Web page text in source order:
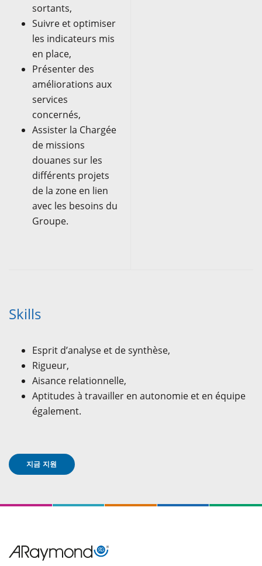
sortants,
Suivre et optimiser
les indicateurs mis
en place,
Présenter des
améliorations aux
services
concernés,
Assister la Chargée
de missions
douanes sur les
différents projets
de la zone en lien
avec les besoins du
Groupe.
Skills
Esprit d’analyse et de synthèse,
Rigueur,
Aisance relationnelle,
Aptitudes à travailler en autonomie et en équipe
également.
지금 지원